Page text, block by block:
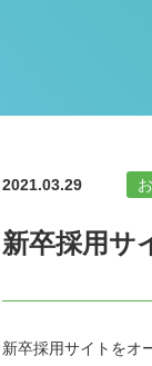
2021.03.29
新卒採用サ
新卒採用サイトをオ